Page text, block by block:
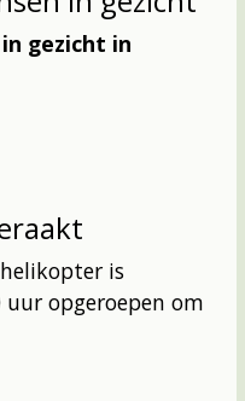
gezicht in
is
opgeroepen om